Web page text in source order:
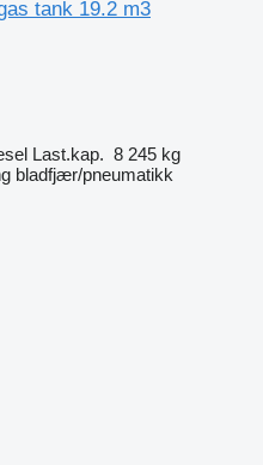
tank 19.2 m3
Last.kap. 8 245 kg
bladfjær/pneumatikk